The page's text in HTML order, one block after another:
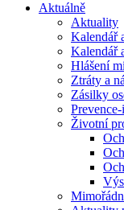
Aktuálně
Aktuality
Kalendář
Kalendář
Hlášení
Ztráty a
Zásilky
Životní